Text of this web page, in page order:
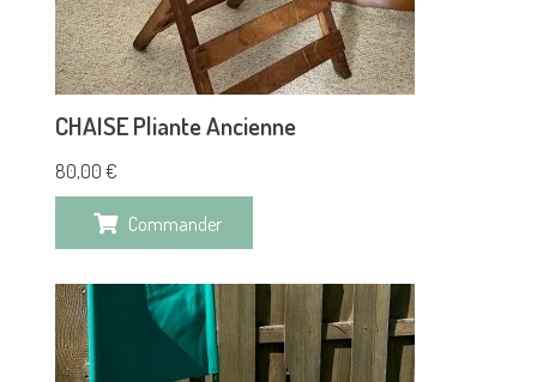
CHAISE Pliante Ancienne
80,00 €
Commander